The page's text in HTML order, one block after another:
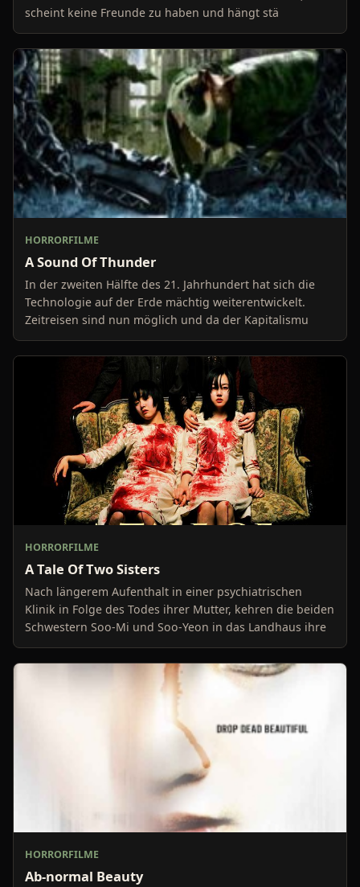
scheint keine Freunde zu haben und hängt stä
HORRORFILME
A Sound Of Thunder
In der zweiten Hälfte des 21. Jahrhundert hat sich die
Technologie auf der Erde mächtig weiterentwickelt.
Zeitreisen sind nun möglich und da der Kapitalismu
HORRORFILME
A Tale Of Two Sisters
Nach längerem Aufenthalt in einer psychiatrischen
Klinik in Folge des Todes ihrer Mutter, kehren die beiden
Schwestern Soo-Mi und Soo-Yeon in das Landhaus ihre
HORRORFILME
Ab-normal Beauty